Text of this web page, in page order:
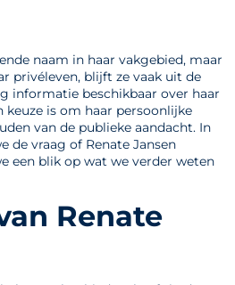
naam in haar vakgebied, maar
privéleven, blijft ze vaak uit de
informatie beschikbaar over haar
is om haar persoonlijke
van de publieke aandacht. In
de vraag of Renate Jansen
een blik op wat we verder weten
Renate